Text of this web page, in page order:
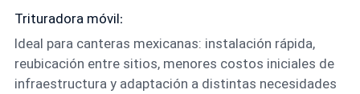
Trituradora móvil:
Ideal para canteras mexicanas: instalación rápida,
reubicación entre sitios, menores costos iniciales de
infraestructura y adaptación a distintas necesidades